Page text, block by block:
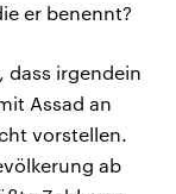
er benennt?
dass irgendein
Assad an
vorstellen.
ab